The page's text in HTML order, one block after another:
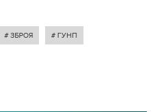
# ЗБРОЯ # ГУНП